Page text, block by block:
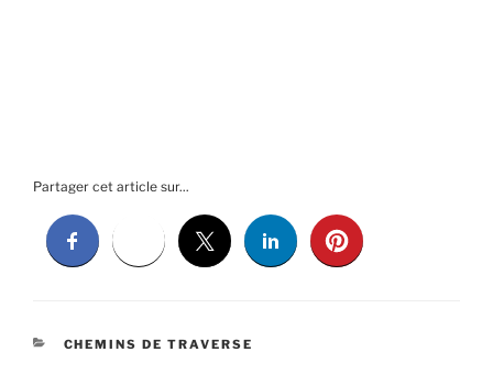
Partager cet article sur...
CATÉGORIES
CHEMINS DE TRAVERSE